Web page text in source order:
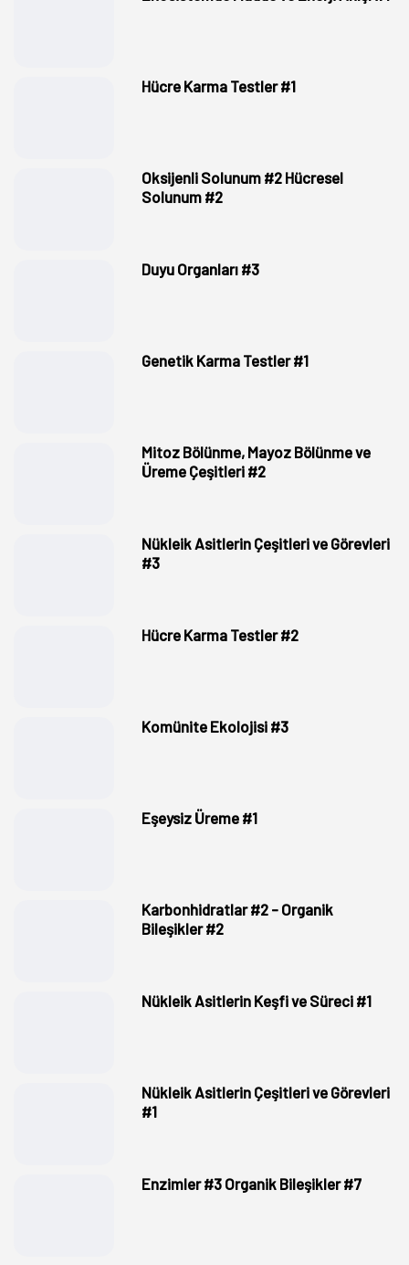
Hücre Karma Testler #1
Oksijenli Solunum #2 Hücresel
Solunum #2
Duyu Organları #3
Genetik Karma Testler #1
Mitoz Bölünme, Mayoz Bölünme ve
Üreme Çeşitleri #2
Nükleik Asitlerin Çeşitleri ve Görevleri
#3
Hücre Karma Testler #2
Komünite Ekolojisi #3
Eşeysiz Üreme #1
Karbonhidratlar #2 - Organik
Bileşikler #2
Nükleik Asitlerin Keşfi ve Süreci #1
Nükleik Asitlerin Çeşitleri ve Görevleri
#1
Enzimler #3 Organik Bileşikler #7